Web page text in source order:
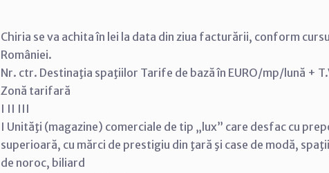
Chiria se va achita în lei la data din ziua facturării, conform
României.
Nr. ctr. Destinaţia spaţiilor Tarife de bază în EURO/mp/lună +
Zonă tarifară
I II III
I Unităţi (magazine) comerciale de tip „lux” care desfac cu
superioară, cu mărci de prestigiu din ţară şi case de modă,
de noroc, biliard